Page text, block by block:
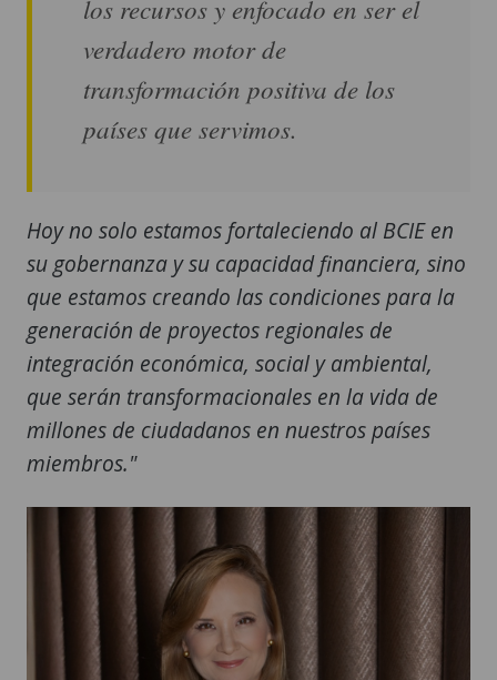
los recursos y enfocado en ser el
verdadero motor de
transformación positiva de los
países que servimos.
Hoy no solo estamos fortaleciendo al BCIE en
su gobernanza y su capacidad financiera, sino
que estamos creando las condiciones para la
generación de proyectos regionales de
integración económica, social y ambiental,
que serán transformacionales en la vida de
millones de ciudadanos en nuestros países
miembros."